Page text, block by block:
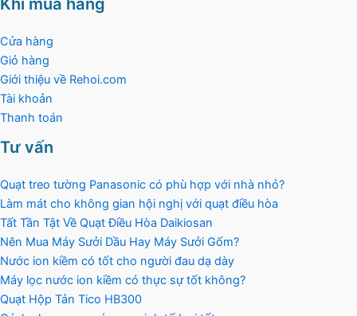
Khi mua hàng
Cửa hàng
Giỏ hàng
Giới thiệu về Rehoi.com
Tài khoản
Thanh toán
Tư vấn
Quạt treo tường Panasonic có phù hợp với nhà nhỏ?
Làm mát cho không gian hội nghị với quạt điều hòa
Tất Tần Tật Về Quạt Điều Hòa Daikiosan
Nên Mua Máy Sưởi Dầu Hay Máy Sưởi Gốm?
Nước ion kiềm có tốt cho người đau dạ dày
Máy lọc nước ion kiềm có thực sự tốt không?
Quạt Hộp Tản Tico HB300